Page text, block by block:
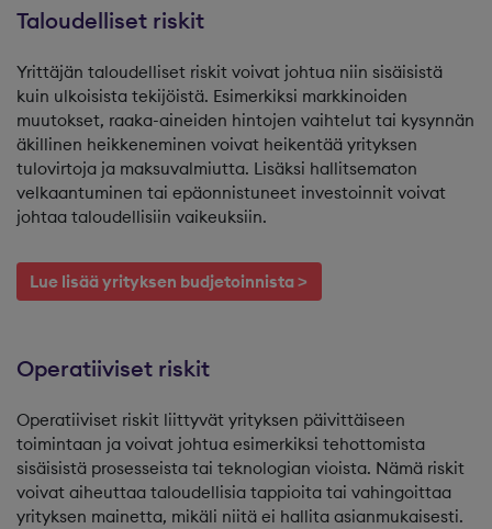
Taloudelliset riskit
Yrittäjän taloudelliset riskit voivat johtua niin sisäisistä
kuin ulkoisista tekijöistä. Esimerkiksi markkinoiden
muutokset, raaka-aineiden hintojen vaihtelut tai kysynnän
äkillinen heikkeneminen voivat heikentää yrityksen
tulovirtoja ja maksuvalmiutta. Lisäksi hallitsematon
velkaantuminen tai epäonnistuneet investoinnit voivat
johtaa taloudellisiin vaikeuksiin.
Lue lisää yrityksen budjetoinnista >
Operatiiviset riskit
Operatiiviset riskit liittyvät yrityksen päivittäiseen
toimintaan ja voivat johtua esimerkiksi tehottomista
sisäisistä prosesseista tai teknologian vioista. Nämä riskit
voivat aiheuttaa taloudellisia tappioita tai vahingoittaa
yrityksen mainetta, mikäli niitä ei hallita asianmukaisesti.